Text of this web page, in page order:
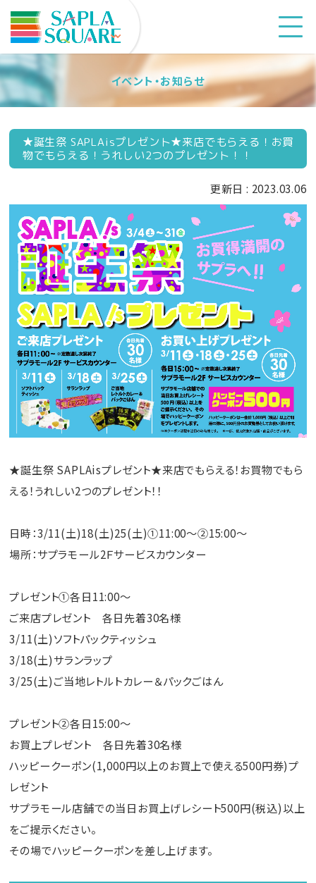
イベント・お知らせ
★誕生祭 SAPLAisプレゼント★来店でもらえる！お買
物でもらえる！うれしい2つのプレゼント！！
更新日 : 2023.03.06
★誕生祭 SAPLAisプレゼント★来店でもらえる！お買物でもら
える！うれしい2つのプレゼント！！
日時：3/11(土)18(土)25(土)①11:00～②15:00～
場所：サプラモール2Ｆサービスカウンター
プレゼント①各日11:00～
ご来店プレゼント 各日先着30名様
3/11(土)ソフトパックティッシュ
3/18(土)サランラップ
3/25(土)ご当地レトルトカレー＆パックごはん
プレゼント②各日15:00～
お買上プレゼント 各日先着30名様
ハッピークーポン(1,000円以上のお買上で使える500円券)プ
レゼント
サプラモール店舗での当日お買上げレシート500円(税込)以上
をご提示ください。
その場でハッピークーポンを差し上げます。